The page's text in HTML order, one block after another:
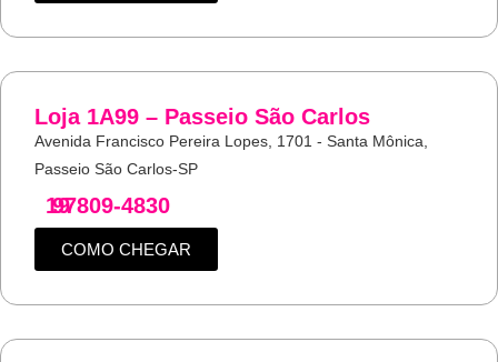
Loja 1A99 – Passeio São Carlos
Avenida Francisco Pereira Lopes, 1701 - Santa Mônica,
Passeio São Carlos-SP
19
97809-4830
COMO CHEGAR